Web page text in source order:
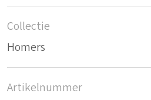
Collectie
Homers
Artikelnummer